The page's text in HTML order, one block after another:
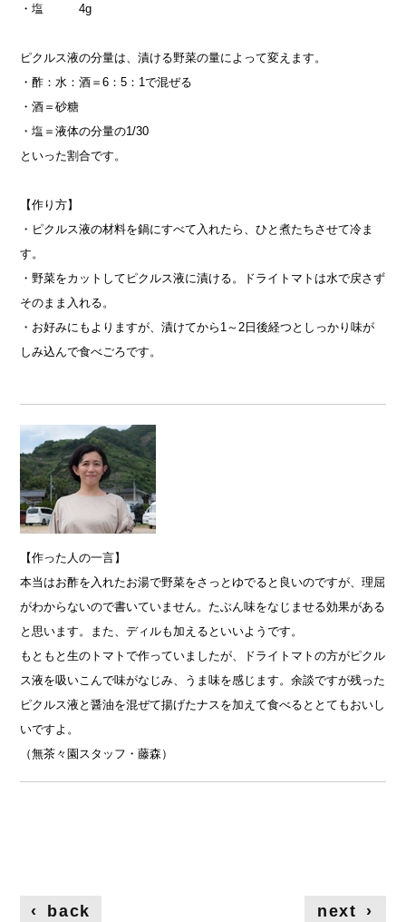
・塩 4g
ピクルス液の分量は、漬ける野菜の量によって変えます。
・酢：水：酒＝6：5：1で混ぜる
・酒＝砂糖
・塩＝液体の分量の1/30
といった割合です。
【作り方】
・ピクルス液の材料を鍋にすべて入れたら、ひと煮たちさせて冷ま
す。
・野菜をカットしてピクルス液に漬ける。ドライトマトは水で戻さず
そのまま入れる。
・お好みにもよりますが、漬けてから1～2日後経つとしっかり味が
しみ込んで食べごろです。
【作った人の一言】
本当はお酢を入れたお湯で野菜をさっとゆでると良いのですが、理屈
がわからないので書いていません。たぶん味をなじませる効果がある
と思います。また、ディルも加えるといいようです。
もともと生のトマトで作っていましたが、ドライトマトの方がピクル
ス液を吸いこんで味がなじみ、うま味を感じます。余談ですが残った
ピクルス液と醤油を混ぜて揚げたナスを加えて食べるととてもおいし
いですよ。
（無茶々園スタッフ・藤森）
‹ back next ›